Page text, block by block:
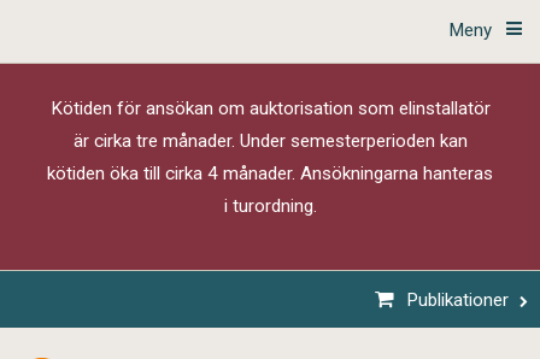
Meny
Kötiden för ansökan om auktorisation som elinstallatör
är cirka tre månader. Under semesterperioden kan
kötiden öka till cirka 4 månader. Ansökningarna hanteras
i turordning.
Publikationer